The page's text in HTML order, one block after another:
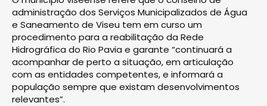
administração dos Serviços Municipalizados de Água
e Saneamento de Viseu tem em curso um
procedimento para a reabilitação da Rede
Hidrográfica do Rio Pavia e garante “continuará a
acompanhar de perto a situação, em articulação
com as entidades competentes, e informará a
população sempre que existam desenvolvimentos
relevantes”.